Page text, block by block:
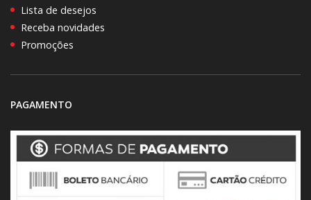
Lista de desejos
Receba novidades
Promoções
PAGAMENTO